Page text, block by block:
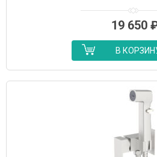
19 650
В